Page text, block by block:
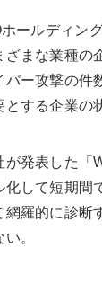
ールディン
ざまな業種の
バー攻撃の件
とする企業の
発表した「
化して短期間
網羅的に診断
。